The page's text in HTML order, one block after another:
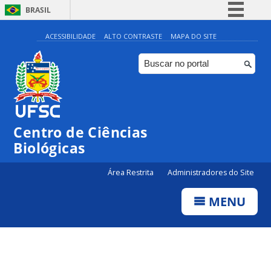
BRASIL
Simplifique!
Comunica BR
Participe
ACESSIBILIDADE ALTO CONTRASTE MAPA DO SITE
Centro de Ciências
Biológicas
Área Restrita Administradores do Site
MENU